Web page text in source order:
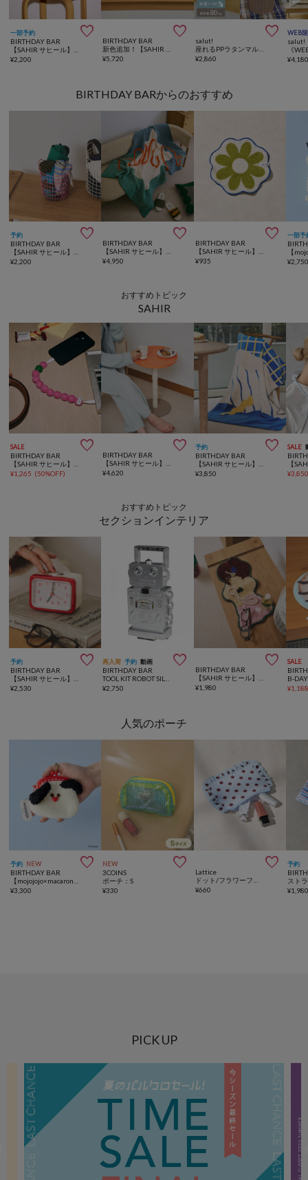
一部予約 
BIRTHDAY BAR
¥2,200

BIRTHDAY BAR
¥5,720

salut!
座れるPPラタンマルチ収納／INandOUT
¥2,860
WEB
salut!
¥
BIRTHDAY BARからのおすすめ
予約 
BIRTHDAY BAR
¥2,200

BIRTHDAY BAR
¥4,950

BIRTHDAY BAR
¥935
一部予
¥
おすすめトピック
SAHIR
SALE 
BIRTHDAY BAR
【SAHIR サヒール】Charging cabler
¥1,265 (50%OFF)

BIRTHDAY BAR
【SAHIR サヒール】Side table サイドテーブル
¥4,620
予約 
BIRTHDAY BAR
【SAHIR サヒール】Flannel blanket HALF ブランケット
¥3,850
SALE
¥
おすすめトピック
セクションインテリア
予約 
BIRTHDAY BAR
¥2,530
再入荷 予約 動画 
BIRTHDAY BAR
¥2,750

BIRTHDAY BAR
¥1,980
SALE
¥
人気のポーチ
予約 NEW 
BIRTHDAY BAR
¥3,300
NEW 
3COINS
ポーチ：S
¥330

Lattice
¥660
予約
¥
PICK UP